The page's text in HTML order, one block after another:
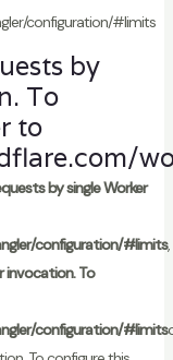
configuration/#limits
by
To
to
by single Worker
configuration/#limits,
invocation. To
configuration/#limits